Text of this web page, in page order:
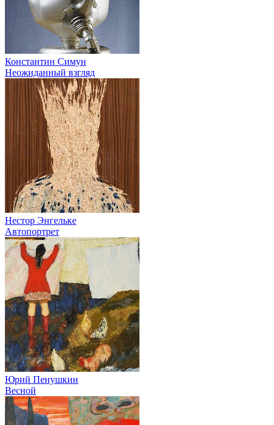
Константин Симун
Неожиданный взгляд
Нестор Энгельке
Автопортрет
Юрий Пенушкин
Весной